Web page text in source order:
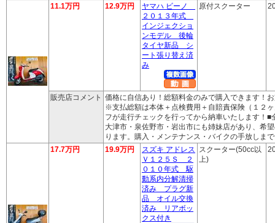
11.1万円
12.9万円
ヤマハ ビーノ
２０１３年式
インジェクショ
ンモデル 後輪
タイヤ新品 シ
ート張り替え済
み
原付スクーター
販売店コメント 価格に自信あり！総額料金のみで購入できます！
※支払総額は本体＋点検費用＋自賠責保険（１２
フが走行チェックを行ってから納車いたします！
大津市・泉佐野市・岩出市にも姉妹店があり、希
ります。購入・メンテナンス・バイクの手放しま
17.7万円
19.9万円
スズキ アドレス
Ｖ１２５Ｓ ２
０１０年式 駆
動系内分解清掃
済み プラグ新
品 オイル交換
済み リアボッ
クス付き
スクーター(50cc以
上)